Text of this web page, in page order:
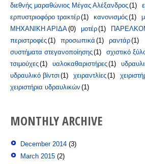
διεθνής μαραθώνιος Μέγας Αλέξανδρος(1)
ερπυστριοφόρο τρακτέρ(1) κανονισμός(1)
ΜΗΧΑΝΙΚΗ ΑΡΙΔΑ(0) μοτέρ(1)
περιστροφές(1) προσωπικά (1) ραντάρ(1)
συστήματα στεγανοποίησης(1) σχιστικό
τσιμούχες(1) υαλοκαθαριστήρες(1)
υδραυλικό βίντσι(1) χειραντλίες(1)
χειριστήρια υδραυλικών (1)
MONTHLY ARCHIVE
December 2014(3)
March 2015(2)